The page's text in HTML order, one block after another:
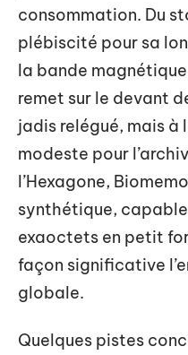
consommation. Du
plébiscité pour sa
la bande
remet sur le devant
jadis relégué, mais à
modeste pour
l’Hexagone,
synthétique,
exaoctets en petit
façon significative
globale.
Quelques pistes